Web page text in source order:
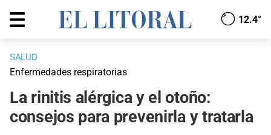
12.4°
SALUD
Enfermedades respiratorias
La rinitis alérgica y el otoño:
consejos para prevenirla y tratarla